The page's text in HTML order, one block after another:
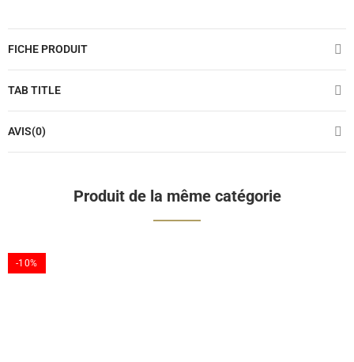
FICHE PRODUIT
TAB TITLE
AVIS(0)
Produit de la même catégorie
-10%